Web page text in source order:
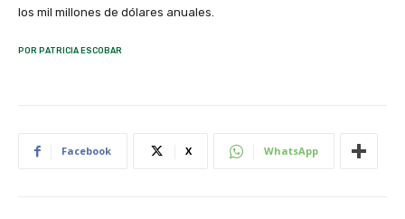
los mil millones de dólares anuales.
POR PATRICIA ESCOBAR
Facebook X WhatsApp